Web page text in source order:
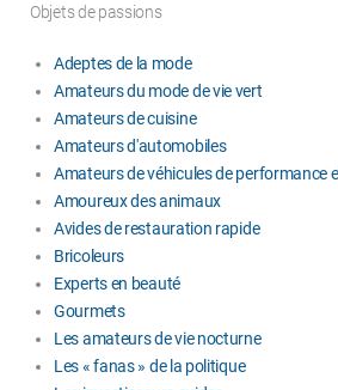
Objets de passions
Adeptes de la mode
Amateurs du mode de vie vert
Amateurs de cuisine
Amateurs d'automobiles
Amateurs de véhicules de performance
Amoureux des animaux
Avides de restauration rapide
Bricoleurs
Experts en beauté
Gourmets
Les amateurs de vie nocturne
Les « fanas » de la politique